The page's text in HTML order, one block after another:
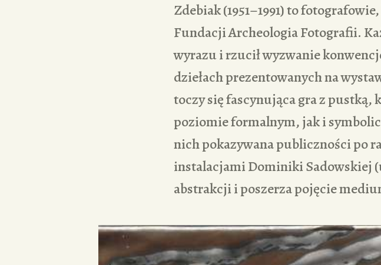
Zdebiak (1951–1991) to
Fundacji Archeologia Fotografii.
wyrazu i rzucił wyzwanie
dziełach prezentowanych na
toczy się fascynująca gra z
poziomie formalnym, jak i
nich pokazywana publiczności po
instalacjami Dominiki Sadowskiej
abstrakcji i poszerza pojęcie